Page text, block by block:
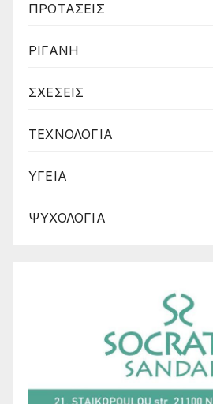
ΠΡΟΤΑΣΕΙΣ
ΡΙΓΑΝΗ
ΣΧΕΣΕΙΣ
ΤΕΧΝΟΛΟΓΙΑ
ΥΓΕΙΑ
ΨΥΧΟΛΟΓΙΑ